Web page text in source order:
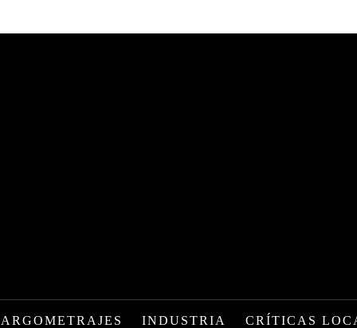
INDUSTRIA CRÍTICAS